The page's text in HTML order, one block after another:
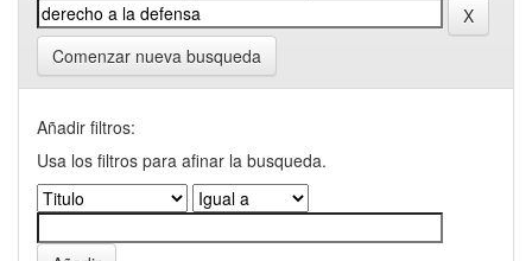
Comenzar nueva busqueda
Añadir filtros:
Usa los filtros para afinar la busqueda.